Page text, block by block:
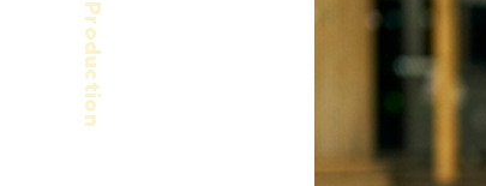
Production